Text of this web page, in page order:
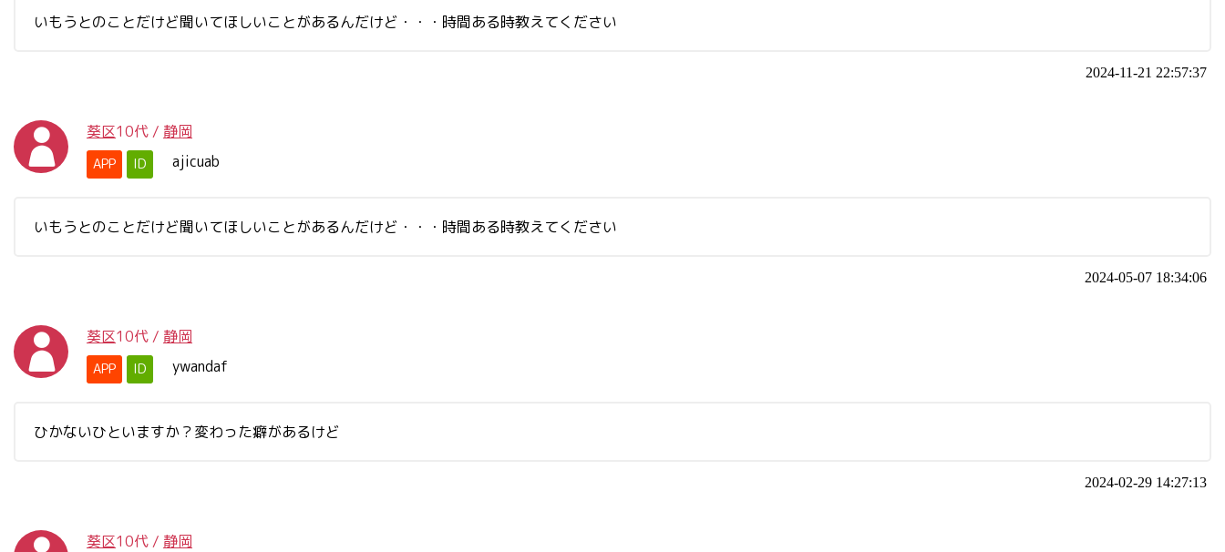
いもうとのことだけど聞いてほしいことがあるんだけど・・・時間ある時教えてください
2024-11-21 22:57:37
葵区10代 / 静岡
APP ID ajicuab
いもうとのことだけど聞いてほしいことがあるんだけど・・・時間ある時教えてください
2024-05-07 18:34:06
葵区10代 / 静岡
APP ID ywandaf
ひかないひといますか？変わった癖があるけど
2024-02-29 14:27:13
葵区10代 / 静岡